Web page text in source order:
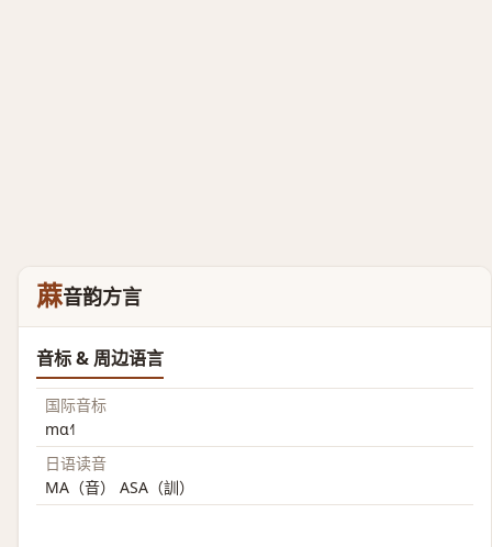
蔴音韵方言
音标 & 周边语言
国际音标
mɑ˧˥
日语读音
MA（音） ASA（訓）